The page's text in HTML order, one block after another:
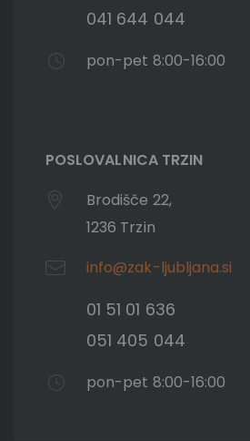
041 644 044
pon-pet 8:00-16:00
POSLOVALNICA TRZIN
Brodišče 22,
1236 Trzin
info@zak-ljubljana.si
01 51 01 636
051 405 044
pon-pet 8:00-16:00